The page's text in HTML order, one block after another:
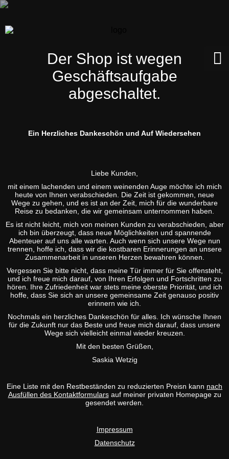
Der Shop ist wegen
Geschäftsaufgabe
abgeschaltet.
Ein Herzliches Dankeschön und Auf Wiedersehen
Liebe Kunden,
mit einem lachenden und einem weinenden Auge möchte ich mich
heute von Ihnen verabschieden. Die Zeit ist gekommen, neue
Wege zu gehen, und es ist an der Zeit, mich für die wunderbare
Reise zu bedanken, die wir gemeinsam unternommen haben.
Es ist nicht leicht, mich von meinen Kunden zu verabschieden, aber
ich bin überzeugt, dass neue Möglichkeiten und spannende
Abenteuer auf uns alle warten. Auch wenn sich unsere Wege nun
trennen, hoffe ich, dass wir die kostbaren Erinnerungen an unsere
Zusammenarbeit in unseren Herzen bewahren können.
Vergessen Sie bitte nicht, dass meine Tür immer für Sie offensteht,
und ich freue mich darauf, von Ihren Erfolgen und Fortschritten zu
hören. Ihre Zufriedenheit war stets meine oberste Priorität, und ich
hoffe, dass Sie sich an unsere gemeinsame Zeit genauso positiv
erinnern wie ich.
Nochmals ein herzliches Dankeschön für alles. Ich wünsche Ihnen
für die Zukunft nur das Beste und freue mich darauf, dass unsere
Wege sich vielleicht einmal wieder kreuzen.
Mit den besten Grüßen,
Saskia Wetzig
Eine Liste mit den Restbeständen zu reduzierten Preisn kann nach
Ausfüllen des Kontaktformularsauf meiner privaten Homepage zu
gesendet werden.
Impressum
Datenschutz